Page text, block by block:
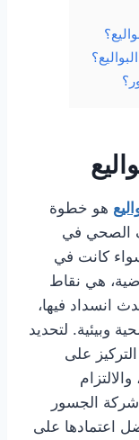
هو خطوة
الصحي في
كانت في
هي نقاط
انسداد فيها،
وبيئية. لتحديد
على
شركة الجسور
اعتمادها على